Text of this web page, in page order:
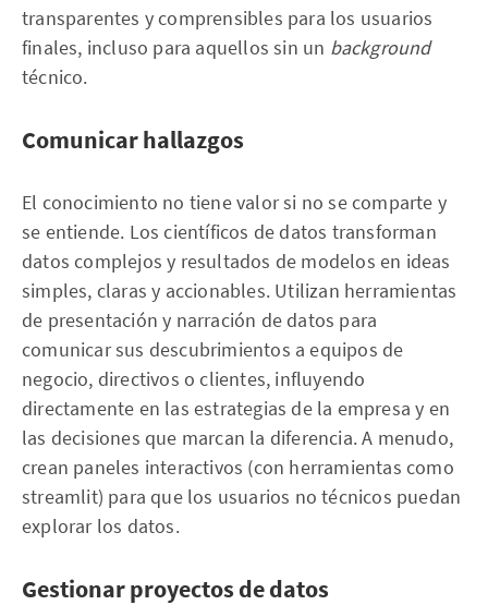
transparentes y comprensibles para los usuarios
finales, incluso para aquellos sin un background
técnico.
Comunicar hallazgos
El conocimiento no tiene valor si no se comparte y
se entiende. Los científicos de datos transforman
datos complejos y resultados de modelos en ideas
simples, claras y accionables. Utilizan herramientas
de presentación y narración de datos para
comunicar sus descubrimientos a equipos de
negocio, directivos o clientes, influyendo
directamente en las estrategias de la empresa y en
las decisiones que marcan la diferencia. A menudo,
crean paneles interactivos (con herramientas como
streamlit) para que los usuarios no técnicos puedan
explorar los datos.
Gestionar proyectos de datos